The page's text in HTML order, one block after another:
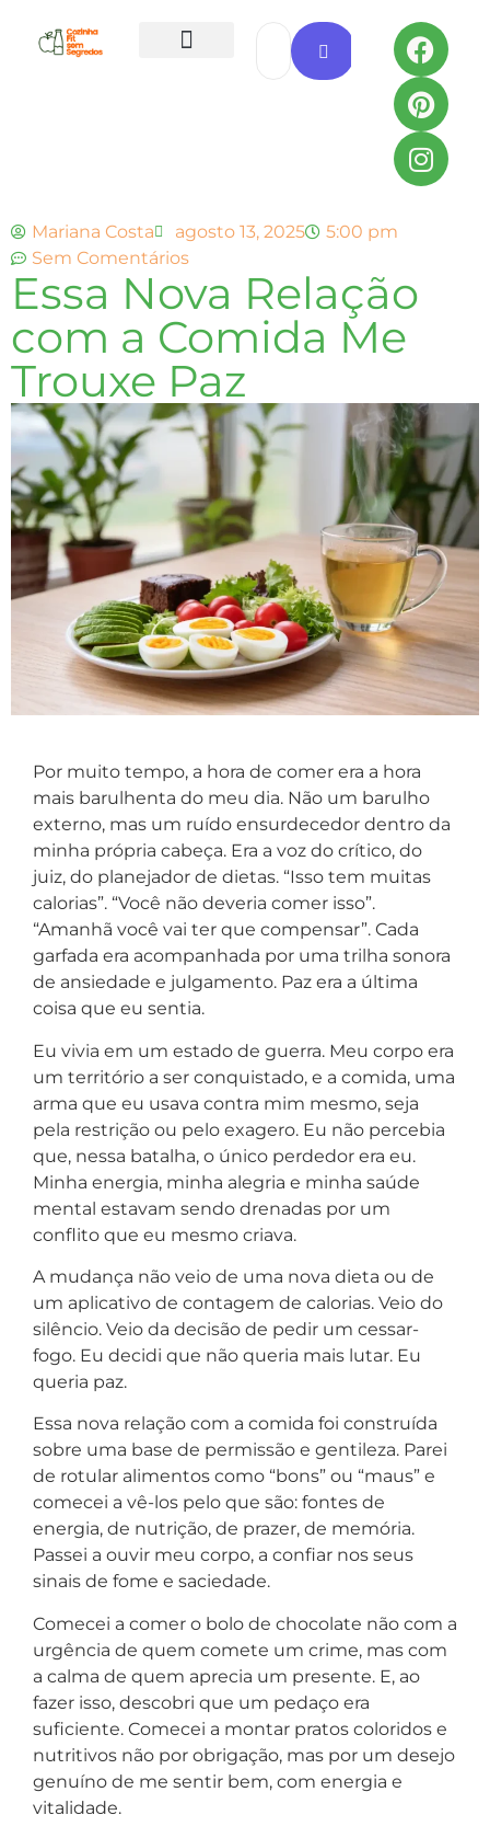
Mariana Costa agosto 13, 2025
5:00 pm
Sem Comentários
Essa Nova Relação
com a Comida Me
Trouxe Paz
Por muito tempo, a hora de comer era a hora
mais barulhenta do meu dia. Não um barulho
externo, mas um ruído ensurdecedor dentro da
minha própria cabeça. Era a voz do crítico, do
juiz, do planejador de dietas. “Isso tem muitas
calorias”. “Você não deveria comer isso”.
“Amanhã você vai ter que compensar”. Cada
garfada era acompanhada por uma trilha sonora
de ansiedade e julgamento. Paz era a última
coisa que eu sentia.
Eu vivia em um estado de guerra. Meu corpo era
um território a ser conquistado, e a comida, uma
arma que eu usava contra mim mesmo, seja
pela restrição ou pelo exagero. Eu não percebia
que, nessa batalha, o único perdedor era eu.
Minha energia, minha alegria e minha saúde
mental estavam sendo drenadas por um
conflito que eu mesmo criava.
A mudança não veio de uma nova dieta ou de
um aplicativo de contagem de calorias. Veio do
silêncio. Veio da decisão de pedir um cessar-
fogo. Eu decidi que não queria mais lutar. Eu
queria paz.
Essa nova relação com a comida foi construída
sobre uma base de permissão e gentileza. Parei
de rotular alimentos como “bons” ou “maus” e
comecei a vê-los pelo que são: fontes de
energia, de nutrição, de prazer, de memória.
Passei a ouvir meu corpo, a confiar nos seus
sinais de fome e saciedade.
Comecei a comer o bolo de chocolate não com a
urgência de quem comete um crime, mas com
a calma de quem aprecia um presente. E, ao
fazer isso, descobri que um pedaço era
suficiente. Comecei a montar pratos coloridos e
nutritivos não por obrigação, mas por um desejo
genuíno de me sentir bem, com energia e
vitalidade.